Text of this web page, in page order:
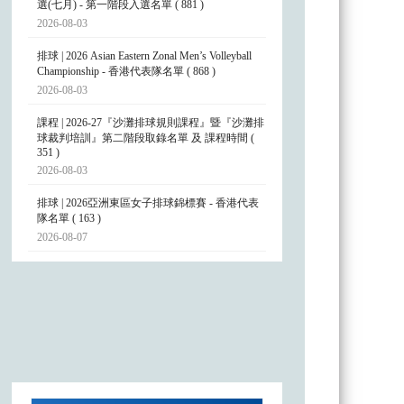
選(七月) - 第一階段入選名單 ( 881 )
2026-08-03
排球 | 2026 Asian Eastern Zonal Men’s Volleyball
Championship - 香港代表隊名單 ( 868 )
2026-08-03
課程 | 2026-27『沙灘排球規則課程』暨『沙灘排
球裁判培訓』第二階段取錄名單 及 課程時間 (
351 )
2026-08-03
排球 | 2026亞洲東區女子排球錦標賽 - 香港代表
隊名單 ( 163 )
2026-08-07